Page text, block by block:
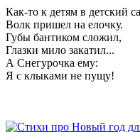
Как-то к детям в детский
Волк пришел на елочку.
Губы бантиком сложил,
Глазки мило закатил...
А Снегурочка ему:
Я с клыками не пущу!